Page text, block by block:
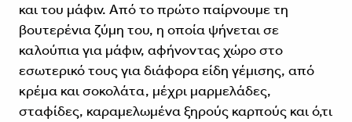
και του μάφιν. Από το πρώτο παίρνουμε τη
βουτερένια ζύμη του, η οποία ψήνεται σε
καλούπια για μάφιν, αφήνοντας χώρο στο
εσωτερικό τους για διάφορα είδη γέμισης, από
κρέμα και σοκολάτα, μέχρι μαρμελάδες,
σταφίδες, καραμελωμένα ξηρούς καρπούς και ό,τι